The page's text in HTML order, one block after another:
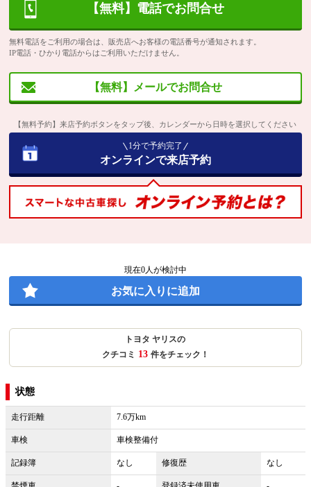
【無料】電話でお問合せ
無料電話をご利用の場合は、販売店へお客様の電話番号が通知されます。
IP電話・ひかり電話からはご利用いただけません。
【無料】メールでお問合せ
【無料予約】来店予約ボタンをタップ後、カレンダーから日時を選択してください
1分で予約完了
オンラインで来店予約
現在0人が検討中
お気に入りに追加
トヨタ ヤリスの
クチコミ 13 件をチェック！
状態
走行距離 7.6万km
車検 車検整備付
記録簿 なし 修復歴 なし